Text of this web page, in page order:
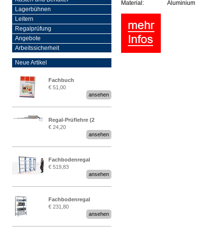
Lagerbühnen
Leitern
Regalprüfung
Angebote
Arbeitssicherheit
Neue Artikel
Fachbuch
„Regalprüfung nach DIN
€ 51,00
ansehen
Regal-Prüflehre (2
Stück)
€ 24,20
ansehen
Fachbodenregal
Stecksystem MultiPlus
2,25 Meter breit
€ 519,83
ansehen
Fachbodenregal
Stecksystem MultiPlus
€ 231,80
ansehen
Material: Aluminium